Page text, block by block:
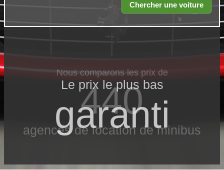
Nous comparons les prix de
440
agences de location de minibus
Le prix le​ plus bas
garanti